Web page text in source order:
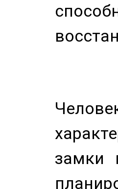
замки